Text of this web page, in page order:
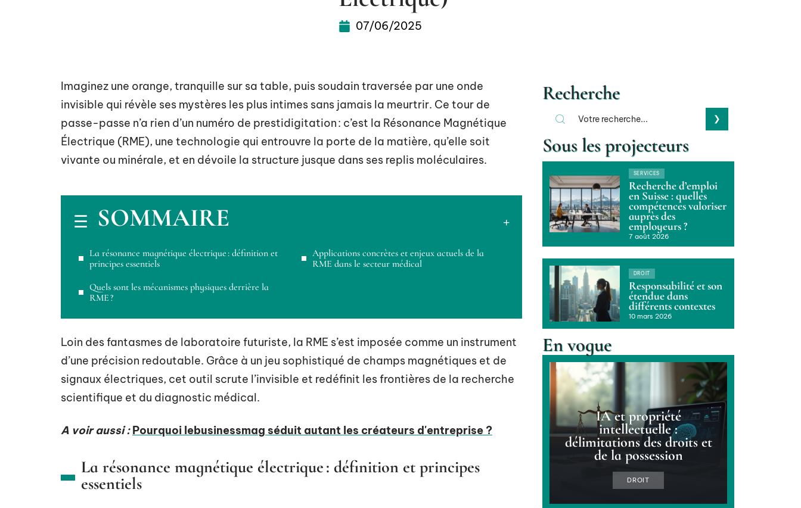
07/06/2025
Imaginez une orange, tranquille sur sa table, puis soudain traversée par une onde
invisible qui révèle ses mystères les plus intimes sans jamais la meurtrir. Ce tour de
passe-passe n’a rien d’un numéro de prestidigitation : c’est la Résonance Magnétique
Électrique (RME), une technologie qui entrouvre la porte de la matière, qu’elle soit
vivante ou minérale, et en dévoile la structure jusque dans ses replis moléculaires.
SOMMAIRE
La résonance magnétique électrique : définition et
principes essentiels
Quels sont les mécanismes physiques derrière la
RME ?
Applications concrètes et enjeux actuels de la
RME dans le secteur médical
Loin des fantasmes de laboratoire futuriste, la RME s’est imposée comme un instrument
d’une précision redoutable. Grâce à un jeu sophistiqué de champs magnétiques et de
signaux électriques, cet outil scrute l’invisible et redéfinit les frontières de la recherche
scientifique et du diagnostic médical.
A voir aussi : Pourquoi lebusinessmag séduit autant les créateurs d'entreprise ?
La résonance magnétique électrique : définition et principes
essentiels
Recherche
Sous les projecteurs
SERVICES
Recherche d’emploi
en Suisse : quelles
compétences valoriser
auprès des
employeurs ?
7 août 2026
DROIT
Responsabilité et son
étendue dans
différents contextes
10 mars 2026
En vogue
IA et propriété
intellectuelle :
délimitations des droits et
de la possession
DROIT